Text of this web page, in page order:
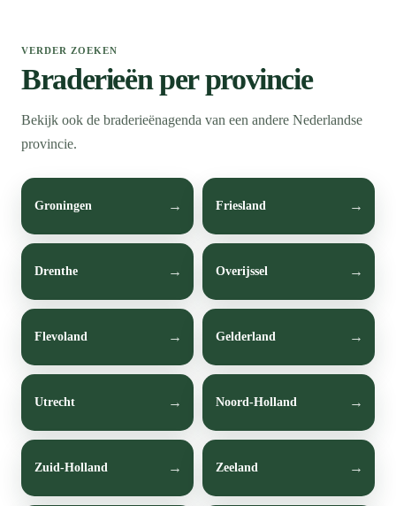
VERDER ZOEKEN
Braderieën per provincie
Bekijk ook de braderieënagenda van een andere Nederlandse
provincie.
Groningen Friesland
Drenthe Overijssel
Flevoland Gelderland
Utrecht Noord-Holland
Zuid-Holland Zeeland